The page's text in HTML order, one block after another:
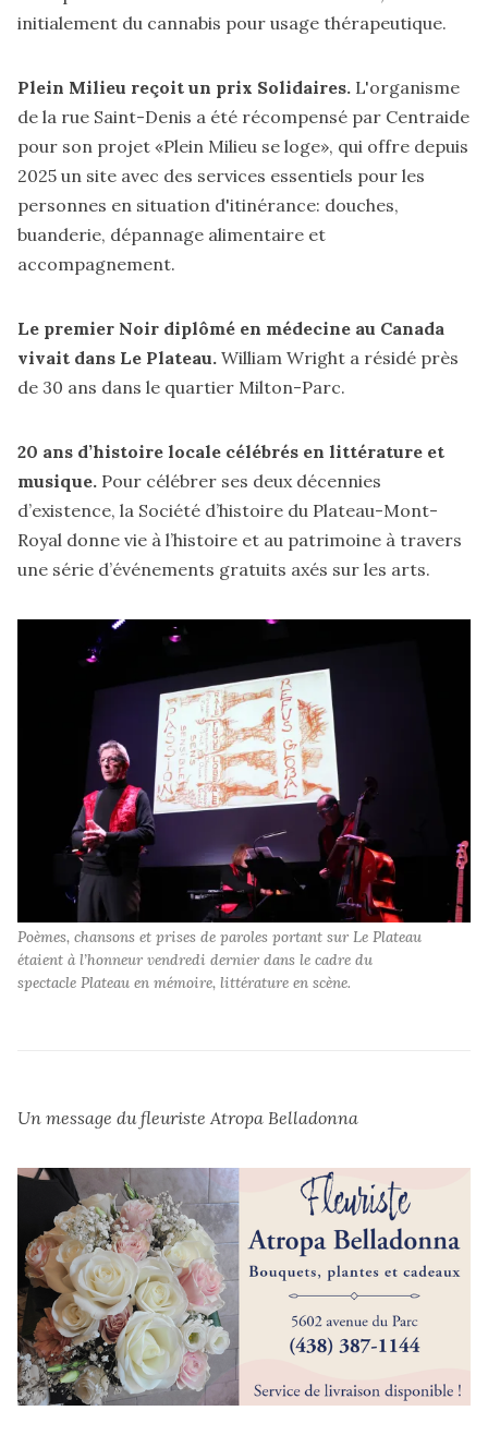
initialement du cannabis pour usage thérapeutique.
Plein Milieu reçoit un prix Solidaires. L'organisme
de la rue Saint-Denis a été récompensé par Centraide
pour son projet «Plein Milieu se loge», qui offre depuis
2025 un site avec des services essentiels pour les
personnes en situation d'itinérance: douches,
buanderie, dépannage alimentaire et
accompagnement.
Le premier Noir diplômé en médecine au Canada
vivait dans Le Plateau. William Wright a résidé près
de 30 ans dans le quartier Milton-Parc.
20 ans d’histoire locale célébrés en littérature et
musique. Pour célébrer ses deux décennies
d’existence, la Société d’histoire du Plateau-Mont-
Royal donne vie à l’histoire et au patrimoine à travers
une série d’événements gratuits axés sur les arts.
Poèmes, chansons et prises de paroles portant sur Le Plateau
étaient à l’honneur vendredi dernier dans le cadre du
spectacle Plateau en mémoire, littérature en scène.
Un message du fleuriste Atropa Belladonna